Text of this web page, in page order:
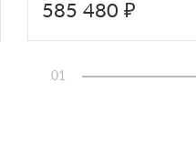
585 480 ₽
01